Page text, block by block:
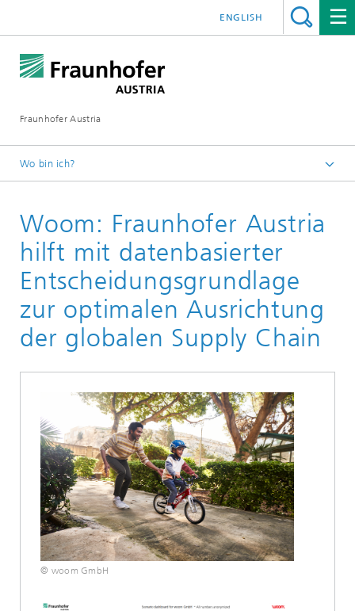
Fraunhofer Austria
ENGLISH
Wo bin ich?
Woom: Fraunhofer Austria
hilft mit datenbasierter
Entscheidungsgrundlage
zur optimalen Ausrichtung
der globalen Supply Chain
© woom GmbH